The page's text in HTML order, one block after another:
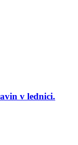
v lednici.